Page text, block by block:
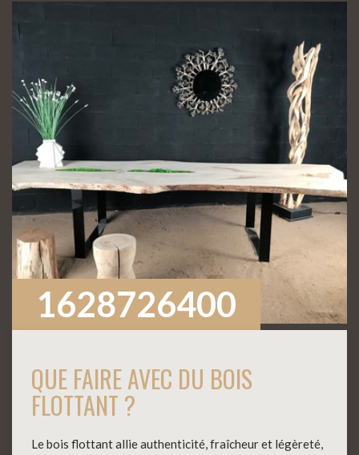
1628726400
QUE FAIRE AVEC DU BOIS
FLOTTANT ?
Le bois flottant allie authenticité, fraîcheur et légèreté,